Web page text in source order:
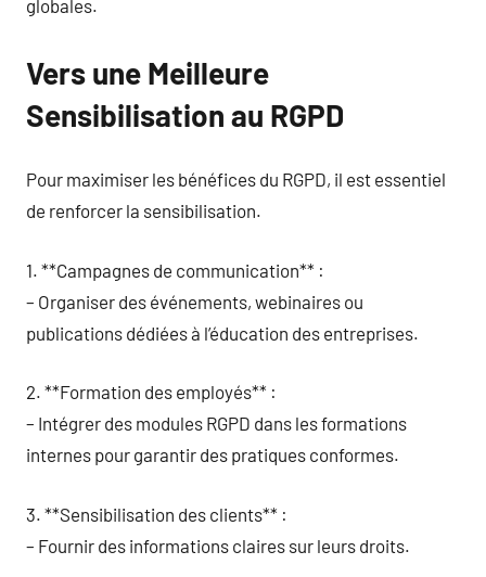
globales.
Vers une Meilleure
Sensibilisation au RGPD
Pour maximiser les bénéfices du RGPD, il est essentiel
de renforcer la sensibilisation.
1. **Campagnes de communication** :
– Organiser des événements, webinaires ou
publications dédiées à l’éducation des entreprises.
2. **Formation des employés** :
– Intégrer des modules RGPD dans les formations
internes pour garantir des pratiques conformes.
3. **Sensibilisation des clients** :
– Fournir des informations claires sur leurs droits.